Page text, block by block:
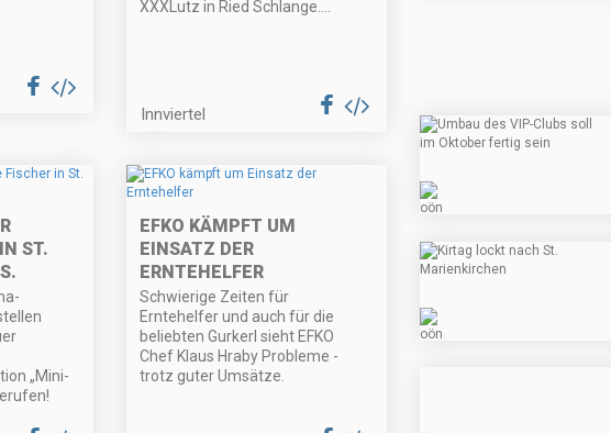
XXXLutz in Ried Schlange....
Innviertel
ST.
„Mini-
EFKO KÄMPFT UM
EINSATZ DER
ERNTEHELFER
Schwierige Zeiten für
Erntehelfer und auch für die
beliebten Gurkerl sieht EFKO
Chef Klaus Hraby Probleme -
trotz guter Umsätze.